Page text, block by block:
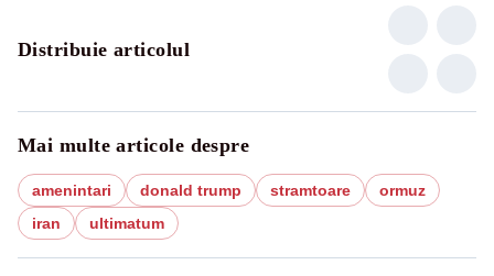
Distribuie articolul
Mai multe articole despre
amenintari donald trump stramtoare
ormuz
iran
ultimatum